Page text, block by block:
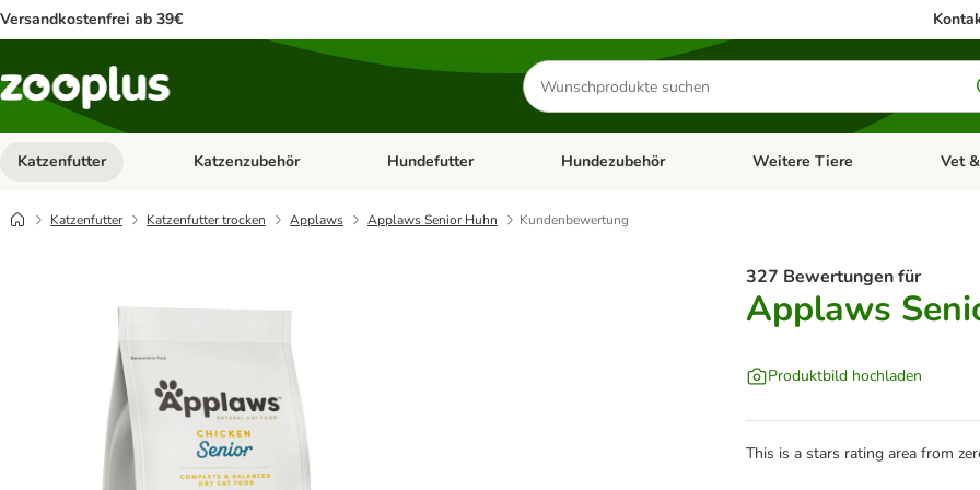
Versandkostenfrei ab 39€
Produkte
suchen
Katzenfutter Kategorie-Menü öffnen: Katzenfutter
Katzenzubehör Kategorie-Menü öffnen: Katzenzubehör
Hundefutter Kategorie-Menü öffnen: Hundefutter
Hundezubehör Kategorie-Menü öffnen:
Weitere Tiere Vet
Katzenfutter Katzenfutter trocken Applaws Applaws Senior Huhn Kundenbewertung
327 Bewertungen für
Applaws
Produktbild hochladen
This is a stars rating area from